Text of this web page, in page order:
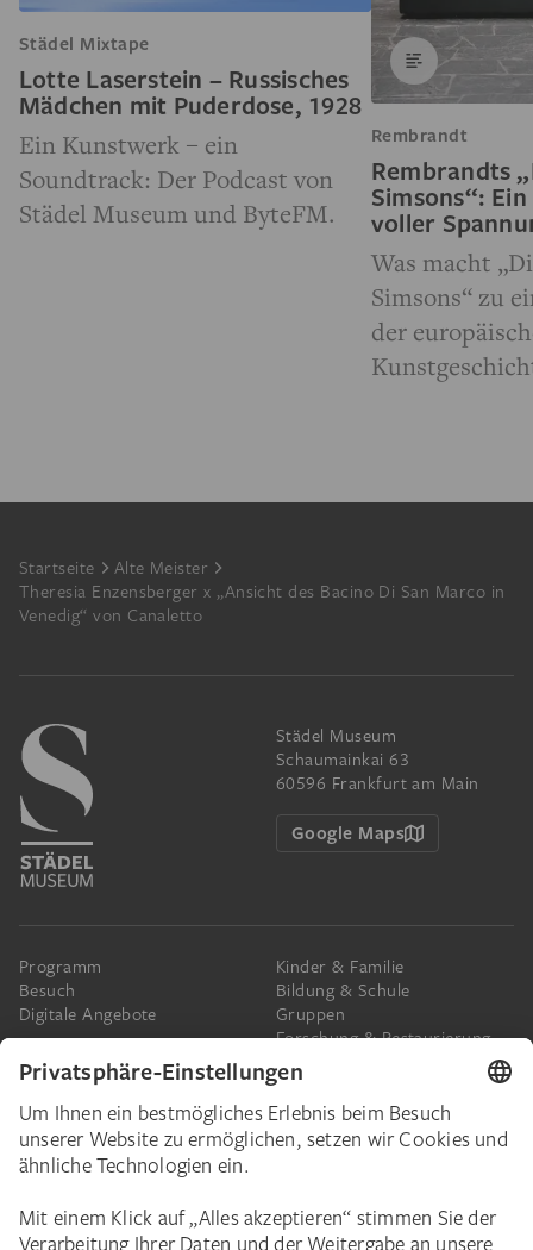
Städel Mixtape
Lotte Laserstein – Russisches
Mädchen mit Puderdose, 1928
Ein Kunstwerk – ein
Soundtrack: Der Podcast von
Städel Museum und ByteFM.
Rembrandt
Rembrandts
Simsons“:
voller
Was macht
Simsons“ zu
der
Footer
Startseite
Alte Meister
Theresia Enzensberger x „Ansicht des Bacino Di San Marco in
Venedig“ von Canaletto
Städel Museum
Schaumainkai 63
60596 Frankfurt am Main
Google Maps
Programm
Besuch
Digitale Angebote
Kinder & Familie
Bildung & Schule
Gruppen
Forschung & Restaurierung
Presse
Das Städel
Spenden
Schenkungen & Nachlass
Städel Stories
Newsletter